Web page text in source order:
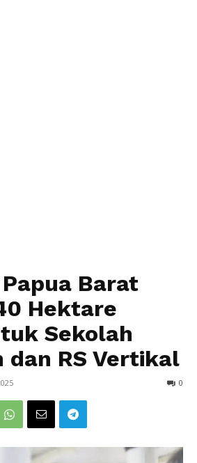
Barat
Hektare
Sekolah
dan RS Vertikal
0